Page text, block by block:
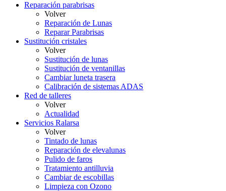
Reparación parabrisas
Volver
Reparación de Lunas
Reparar Parabrisas
Sustitución cristales
Volver
Sustitución de lunas
Sustitución de ventanillas
Cambiar luneta trasera
Calibración de sistemas ADAS
Red de talleres
Volver
Actualidad
Servicios Ralarsa
Volver
Tintado de lunas
Reparación de elevalunas
Pulido de faros
Tratamiento antilluvia
Cambiar de escobillas
Limpieza con Ozono